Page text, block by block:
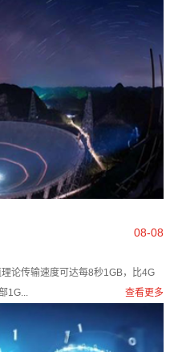
08-08
论传输速度可达每8秒1GB，比4G
1G...
查看更多